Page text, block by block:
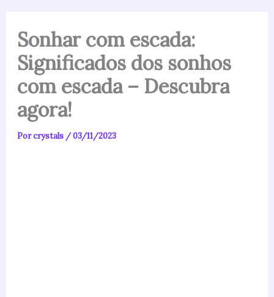
Sonhar com escada:
Significados dos sonhos
com escada – Descubra
agora!
Porcrystals /03/11/2023